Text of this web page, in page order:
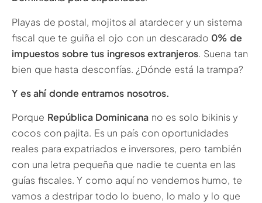
Playas de postal, mojitos al atardecer y un sistema
fiscal que te guiña el ojo con un descarado 0% de
impuestos sobre tus ingresos extranjeros. Suena tan
bien que hasta desconfías. ¿Dónde está la trampa?
Y es ahí donde entramos nosotros.
Porque República Dominicana no es solo bikinis y
cocos con pajita. Es un país con oportunidades
reales para expatriados e inversores, pero también
con una letra pequeña que nadie te cuenta en las
guías fiscales. Y como aquí no vendemos humo, te
vamos a destripar todo lo bueno, lo malo y lo que